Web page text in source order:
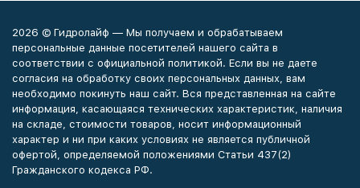
2026 © Гидролайф — Мы получаем и обрабатываем
персональные данные посетителей нашего сайта в
соответствии с официальной политикой. Если вы не даете
согласия на обработку своих персональных данных, вам
необходимо покинуть наш сайт. Вся представленная на сайте
информация, касающаяся технических характеристик, наличия
на складе, стоимости товаров, носит информационный
характер и ни при каких условиях не является публичной
офертой, определяемой положениями Статьи 437(2)
Гражданского кодекса РФ.